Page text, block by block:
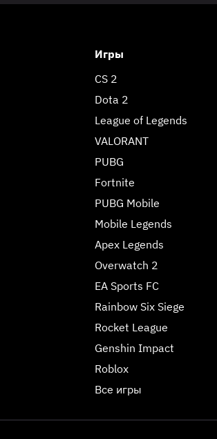
Игры
CS 2
Dota 2
League of Legends
VALORANT
PUBG
Fortnite
PUBG Mobile
Mobile Legends
Apex Legends
Overwatch 2
EA Sports FC
Rainbow Six Siege
Rocket League
Genshin Impact
Roblox
Все игры